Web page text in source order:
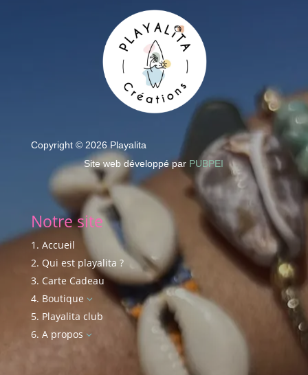
Copyright © 2026 Playalita
Site web développé par PUBPEI
Notre site
Accueil
Qui est playalita ?
Carte Cadeau
Boutique 3
Playalita club
A propos 3